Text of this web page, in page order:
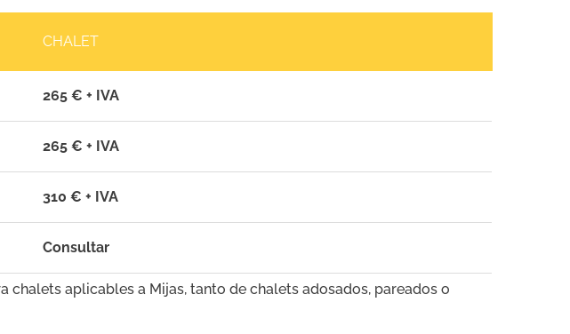
CHALET
265 € + IVA
265 € + IVA
310 € + IVA
Consultar
chalets aplicables a Mijas, tanto de chalets adosados, pareados o